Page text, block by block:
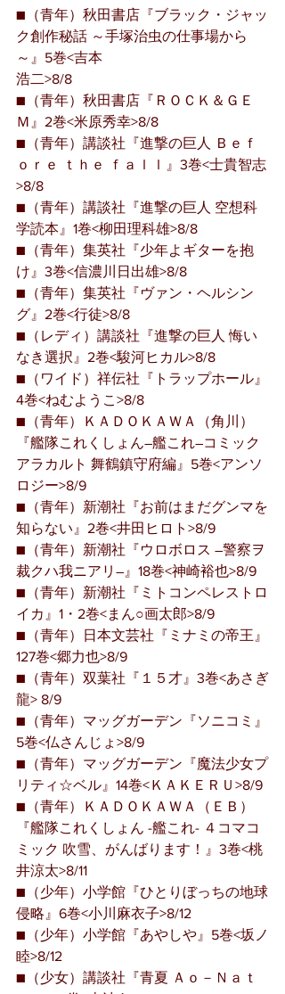
■（青年）秋田書店『ブラック・ジャッ
ク創作秘話 ～手塚治虫の仕事場から
～』5巻<吉本
浩二>8/8
■（青年）秋田書店『ＲＯＣＫ＆ＧＥ
Ｍ』2巻<米原秀幸>8/8
■（青年）講談社『進撃の巨人 Ｂｅｆ
ｏｒｅ ｔｈｅ ｆａｌｌ』3巻<士貴智志
>8/8
■（青年）講談社『進撃の巨人 空想科
学読本』1巻<柳田理科雄>8/8
■（青年）集英社『少年よギターを抱
け』3巻<信濃川日出雄>8/8
■（青年）集英社『ヴァン・ヘルシン
グ』2巻<行徒>8/8
■（レディ）講談社『進撃の巨人 悔い
なき選択』2巻<駿河ヒカル>8/8
■（ワイド）祥伝社『トラップホール』
4巻<ねむようこ>8/8
■（青年）ＫＡＤＯＫＡＷＡ（角川）
『艦隊これくしょん―艦これ―コミック
アラカルト 舞鶴鎮守府編』5巻<アンソ
ロジー>8/9
■（青年）新潮社『お前はまだグンマを
知らない』2巻<井田ヒロト>8/9
■（青年）新潮社『ウロボロス ―警察ヲ
裁クハ我ニアリ―』18巻<神崎裕也>8/9
■（青年）新潮社『ミトコンペレストロ
イカ』1・2巻<まん○画太郎>8/9
■（青年）日本文芸社『ミナミの帝王』
127巻<郷力也>8/9
■（青年）双葉社『１５才』3巻<あさぎ
龍> 8/9
■（青年）マッグガーデン『ソニコミ』
5巻<仏さんじょ>8/9
■（青年）マッグガーデン『魔法少女プ
リティ☆ベル』14巻<ＫＡＫＥＲＵ>8/9
■（青年）ＫＡＤＯＫＡＷＡ（ＥＢ）
『艦隊これくしょん -艦これ- ４コマコ
ミック 吹雪、がんばります！』3巻<桃
井涼太>8/11
■（少年）小学館『ひとりぼっちの地球
侵略』6巻<小川麻衣子>8/12
■（少年）小学館『あやしや』5巻<坂ノ
睦>8/12
■（少女）講談社『青夏 Ａｏ－Ｎａｔ